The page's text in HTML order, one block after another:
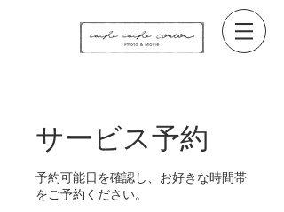
サービス予約
予約可能日を確認し、お好きな時間帯
をご予約ください。